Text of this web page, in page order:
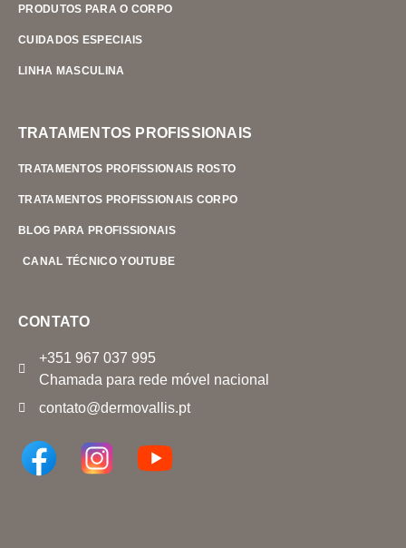
PRODUTOS PARA O CORPO
CUIDADOS ESPECIAIS
LINHA MASCULINA
TRATAMENTOS PROFISSIONAIS
TRATAMENTOS PROFISSIONAIS ROSTO
TRATAMENTOS PROFISSIONAIS CORPO
BLOG PARA PROFISSIONAIS
CANAL TÉCNICO YOUTUBE
CONTATO
+351 967 037 995
Chamada para rede móvel nacional
contato@dermovallis.pt